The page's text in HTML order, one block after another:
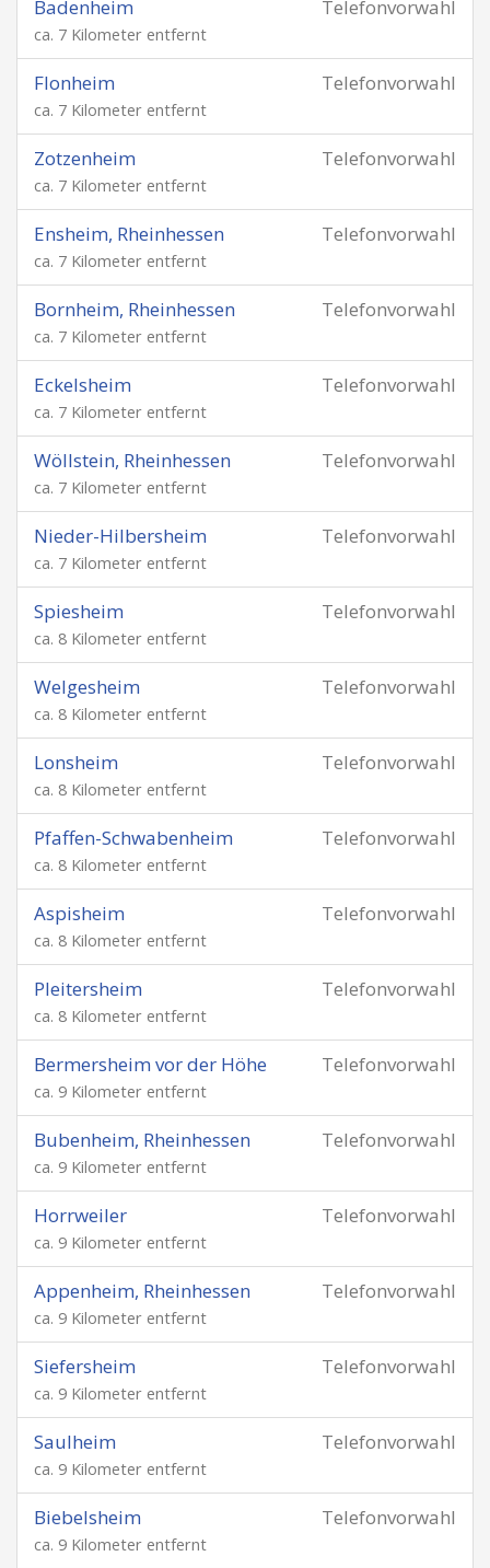
Telefonvorwahl
Badenheim
ca. 7 Kilometer entfernt
Telefonvorwahl
Flonheim
ca. 7 Kilometer entfernt
Telefonvorwahl
Zotzenheim
ca. 7 Kilometer entfernt
Telefonvorwahl
Ensheim, Rheinhessen
ca. 7 Kilometer entfernt
Telefonvorwahl
Bornheim, Rheinhessen
ca. 7 Kilometer entfernt
Telefonvorwahl
Eckelsheim
ca. 7 Kilometer entfernt
Telefonvorwahl
Wöllstein, Rheinhessen
ca. 7 Kilometer entfernt
Telefonvorwahl
Nieder-Hilbersheim
ca. 7 Kilometer entfernt
Telefonvorwahl
Spiesheim
ca. 8 Kilometer entfernt
Telefonvorwahl
Welgesheim
ca. 8 Kilometer entfernt
Telefonvorwahl
Lonsheim
ca. 8 Kilometer entfernt
Telefonvorwahl
Pfaffen-Schwabenheim
ca. 8 Kilometer entfernt
Telefonvorwahl
Aspisheim
ca. 8 Kilometer entfernt
Telefonvorwahl
Pleitersheim
ca. 8 Kilometer entfernt
Telefonvorwahl
Bermersheim vor der Höhe
ca. 9 Kilometer entfernt
Telefonvorwahl
Bubenheim, Rheinhessen
ca. 9 Kilometer entfernt
Telefonvorwahl
Horrweiler
ca. 9 Kilometer entfernt
Telefonvorwahl
Appenheim, Rheinhessen
ca. 9 Kilometer entfernt
Telefonvorwahl
Siefersheim
ca. 9 Kilometer entfernt
Telefonvorwahl
Saulheim
ca. 9 Kilometer entfernt
Telefonvorwahl
Biebelsheim
ca. 9 Kilometer entfernt